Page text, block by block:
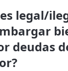
legal/
deudas